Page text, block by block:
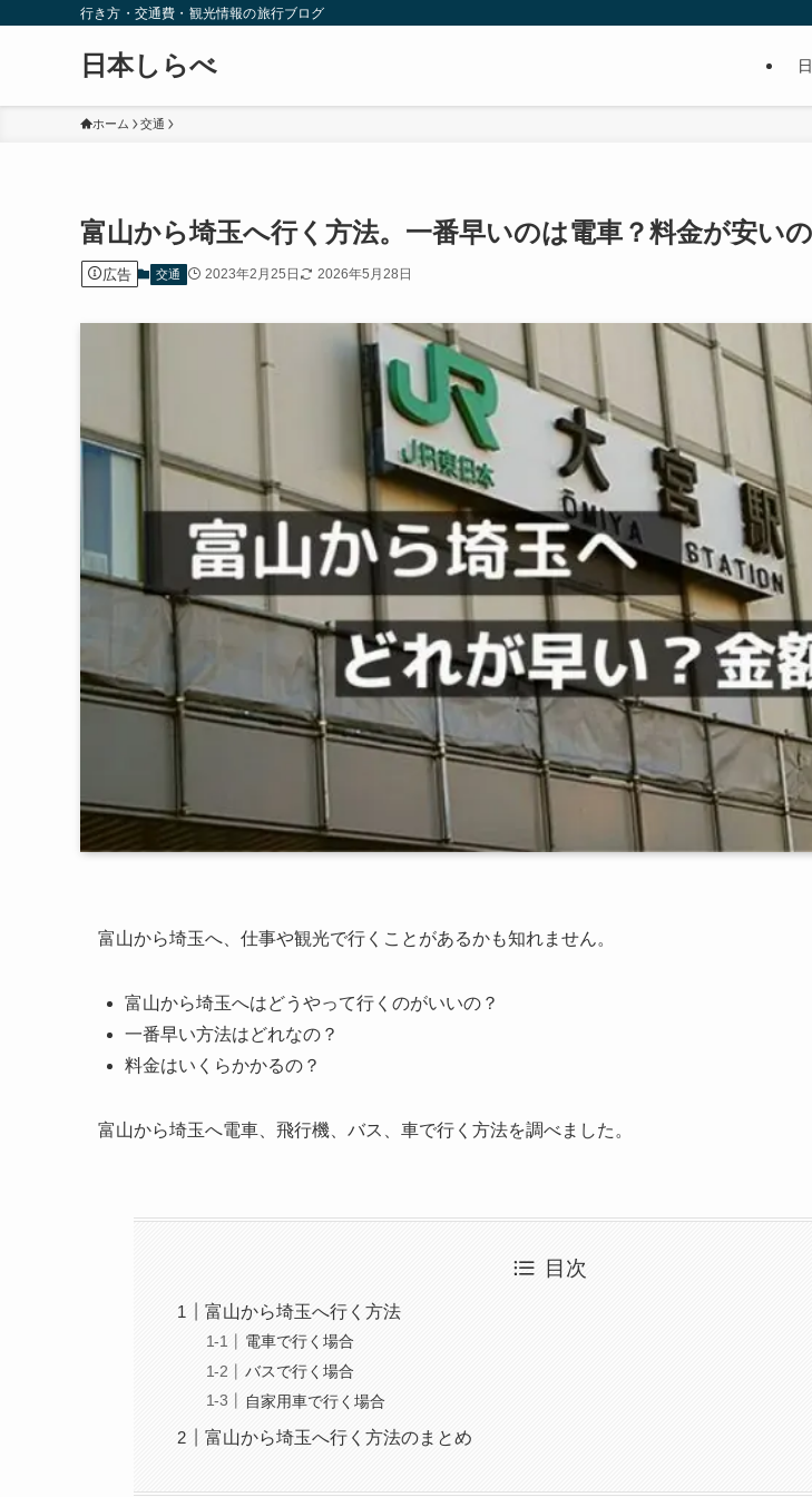
行き方・交通費・観光情報の旅行ブログ
日本しらべ
ホーム 交通
富山から埼玉へ行く方法。一番早いのは電車？料金が安い
広告 交通 2023年2月25日 2026年5月28日
富山から埼玉へ、仕事や観光で行くことがあるかも知れません。
富山から埼玉へはどうやって行くのがいいの？
一番早い方法はどれなの？
料金はいくらかかるの？
富山から埼玉へ電車、飛行機、バス、車で行く方法を調べました。
目次
富山から埼玉へ行く方法
電車で行く場合
バスで行く場合
自家用車で行く場合
富山から埼玉へ行く方法のまとめ